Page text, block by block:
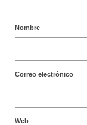
Nombre
Correo electrónico
Web